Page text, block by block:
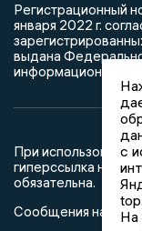
Регистрационный
января 2022 г.
выдана
информационных
При использовании
гиперссылка на
обязательна.
Сообщения на
с
На